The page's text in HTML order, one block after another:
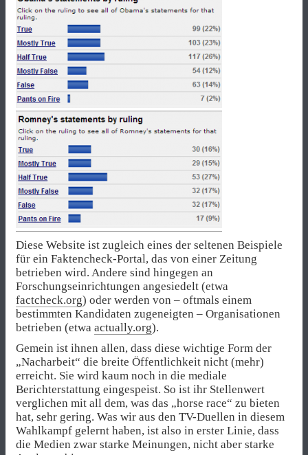
Diese Website ist zugleich eines der seltenen Beispiele
für ein Faktencheck-Portal, das von einer Zeitung
betrieben wird. Andere sind hingegen an
Forschungseinrichtungen angesiedelt (etwa
factcheck.org) oder werden von – oftmals einem
bestimmten Kandidaten zugeneigten – Organisationen
betrieben (etwa actually.org).
Gemein ist ihnen allen, dass diese wichtige Form der
„Nacharbeit“ die breite Öffentlichkeit nicht (mehr)
erreicht. Sie wird kaum noch in die mediale
Berichterstattung eingespeist. So ist ihr Stellenwert
verglichen mit all dem, was das „horse race“ zu bieten
hat, sehr gering. Was wir aus den TV-Duellen in diesem
Wahlkampf gelernt haben, ist also in erster Linie, dass
die Medien zwar starke Meinungen, nicht aber starke